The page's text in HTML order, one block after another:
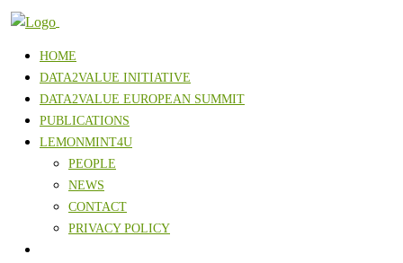
HOME
DATA2VALUE INITIATIVE
DATA2VALUE EUROPEAN SUMMIT
PUBLICATIONS
LEMONMINT4U
PEOPLE
NEWS
CONTACT
PRIVACY POLICY